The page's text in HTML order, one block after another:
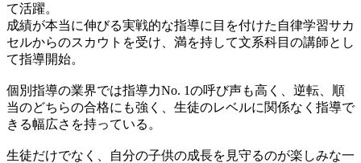
て活躍。
成績が本当に伸びる実戦的な指導に目を付けた自律学習サカ
セルからのスカウトを受け、満を持して文系科目の講師とし
て指導開始。
個別指導の業界では指導力No. 1の呼び声も高く、逆転、順
当のどちらの合格にも強く、生徒のレベルに関係なく指導で
きる幅広さを持っている。
生徒だけでなく、自分の子供の成長を見守るのが楽しみな一